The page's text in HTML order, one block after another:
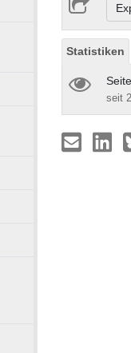
Statistiken
seit